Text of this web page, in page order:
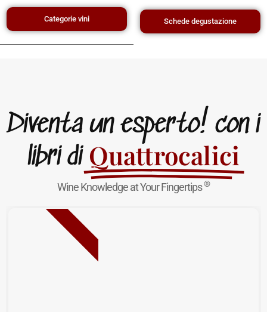
Categorie vini Schede degustazione
Diventa un esperto! con i
libri di Quattrocalici
Wine Knowledge at Your Fingertips®
NUOVA USCITA